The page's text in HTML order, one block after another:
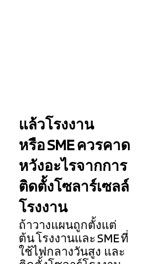
แล้วโรงงาน
หรือ SME ควรคาด
หวังอะไรจากการ
ติดตั้งโซลาร์เซลล์
โรงงาน
ถ้าวางแผนถูกตั้งแต่
ต้น โรงงานและ SME ที่
ใช้ไฟกลางวันสูง และ